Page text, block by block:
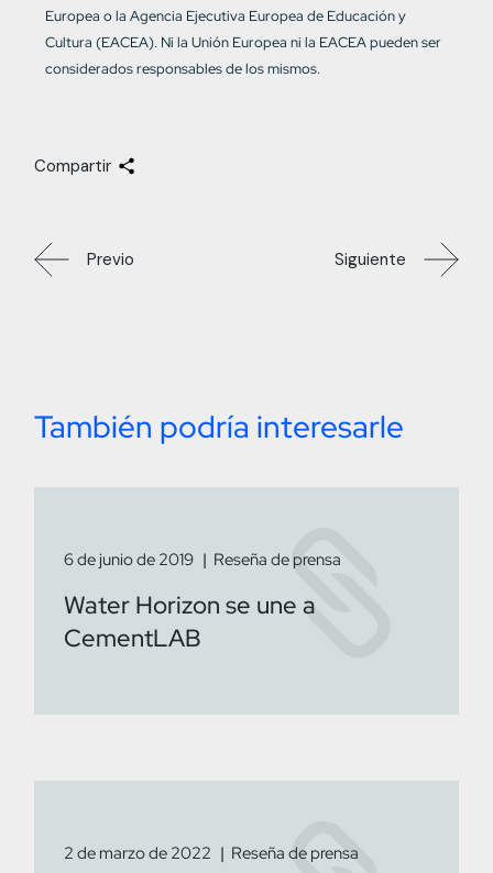
Europea o la Agencia Ejecutiva Europea de Educación y
Cultura (EACEA). Ni la Unión Europea ni la EACEA pueden ser
considerados responsables de los mismos.
Compartir
Previo Siguiente
También podría interesarle
6 de junio de 2019 Reseña de prensa
Water Horizon se une a
CementLAB
2 de marzo de 2022 Reseña de prensa